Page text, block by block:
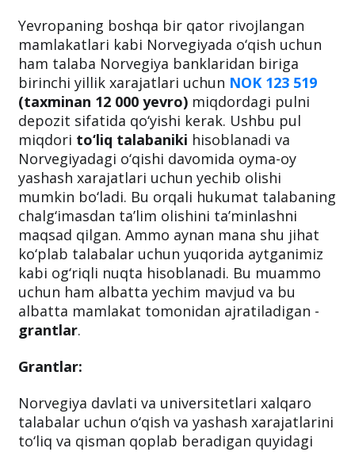
Yevropaning boshqa bir qator rivojlangan
mamlakatlari kabi Norvegiyada o‘qish uchun
ham talaba Norvegiya banklaridan biriga
birinchi yillik xarajatlari uchun NOK 123 519
(taxminan 12 000 yevro) miqdordagi pulni
depozit sifatida qo‘yishi kerak. Ushbu pul
miqdori to‘liq talabaniki hisoblanadi va
Norvegiyadagi o‘qishi davomida oyma-oy
yashash xarajatlari uchun yechib olishi
mumkin bo‘ladi. Bu orqali hukumat talabaning
chalg‘imasdan ta’lim olishini ta’minlashni
maqsad qilgan. Ammo aynan mana shu jihat
ko‘plab talabalar uchun yuqorida aytganimiz
kabi og‘riqli nuqta hisoblanadi. Bu muammo
uchun ham albatta yechim mavjud va bu
albatta mamlakat tomonidan ajratiladigan -
grantlar.
Grantlar:
Norvegiya davlati va universitetlari xalqaro
talabalar uchun o‘qish va yashash xarajatlarini
to‘liq va qisman qoplab beradigan quyidagi